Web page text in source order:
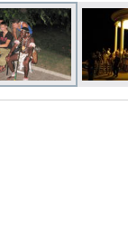
в Риге –
и виды